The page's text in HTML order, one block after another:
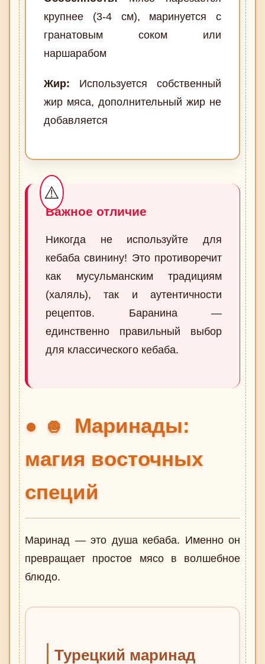
крупнее (3-4 см), маринуется с
гранатовым соком или
наршарабом
Жир: Используется собственный
жир мяса, дополнительный жир не
добавляется
Важное отличие
Никогда не используйте для
кебаба свинину! Это противоречит
как мусульманским традициям
(халяль), так и аутентичности
рецептов. Баранина —
единственно правильный выбор
для классического кебаба.
🧅
Маринады:
магия восточных
специй
Маринад — это душа кебаба. Именно он
превращает простое мясо в волшебное
блюдо.
Турецкий маринад